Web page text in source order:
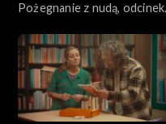
Pożegnanie z nudą, odcinek